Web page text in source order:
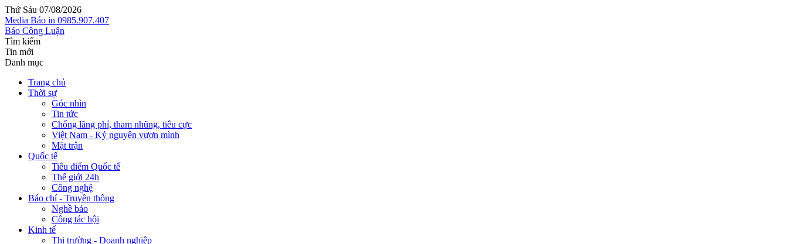
Thứ Sáu 07/08/2026
Media Báo in 0985.907.407
Báo Công Luận
Tìm kiếm
Tin mới
Danh mục
Trang chủ
Thời sự
Góc nhìn
Tin tức
Chống lãng phí, tham nhũng, tiêu cực
Việt Nam - Kỷ nguyên vươn mình
Mặt trận
Quốc tế
Tiêu điểm Quốc tế
Thế giới 24h
Công nghệ
Báo chí - Truyền thông
Nghề báo
Công tác hội
Kinh tế
Thị trường - Doanh nghiệp